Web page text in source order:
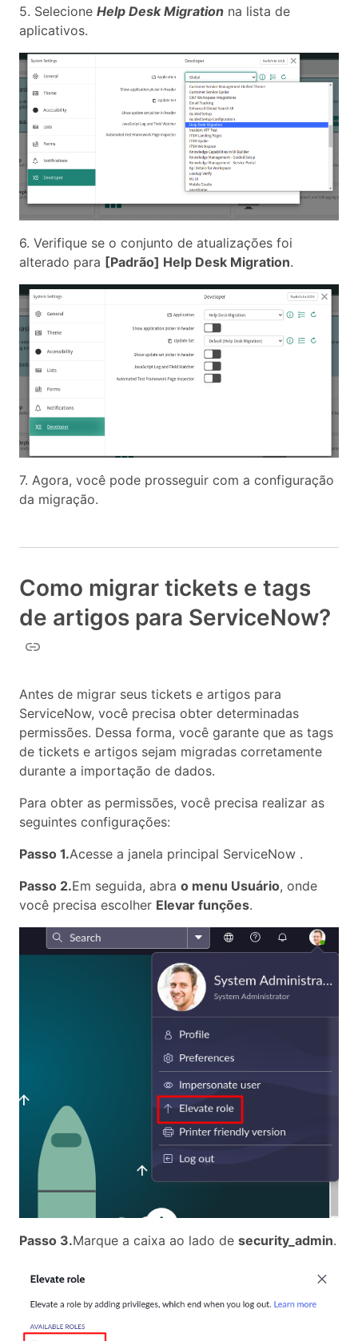
5. Selecione Help Desk Migration na lista de
aplicativos.
6. Verifique se o conjunto de atualizações foi
alterado para [Padrão] Help Desk Migration.
7. Agora, você pode prosseguir com a configuração
da migração.
Como migrar tickets e tags
de artigos para ServiceNow?
Antes de migrar seus tickets e artigos para
ServiceNow, você precisa obter determinadas
permissões. Dessa forma, você garante que as tags
de tickets e artigos sejam migradas corretamente
durante a importação de dados.
Para obter as permissões, você precisa realizar as
seguintes configurações:
Passo 1.Acesse a janela principal ServiceNow .
Passo 2.Em seguida, abra o menu Usuário, onde
você precisa escolher Elevar funções.
Passo 3.Marque a caixa ao lado de security_admin.